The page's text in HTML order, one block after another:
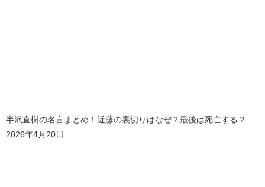
半沢直樹の名言まとめ！近藤の裏切りはなぜ？最後は死亡する？
2026年4月20日